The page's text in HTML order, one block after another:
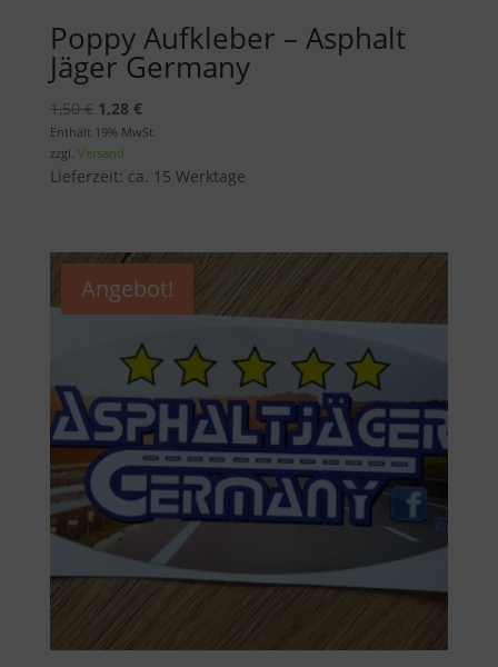
Poppy Aufkleber – Asphalt
Jäger Germany
1,50€ Ursprünglicher
Preis
war:
1,50 €
1,28 €Aktueller
Preis
1,28 €.
Enthält 19% MwSt.
zzgl. Versand
Lieferzeit: ca. 15 Werktage
Angebot!